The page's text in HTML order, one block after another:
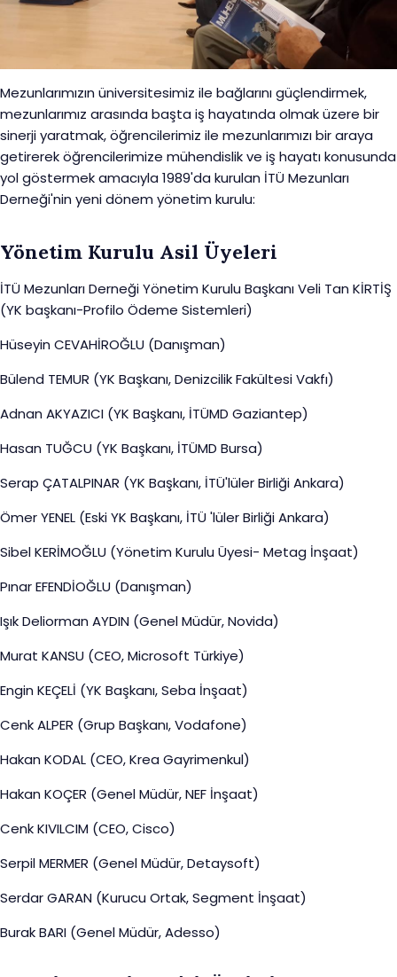
Mezunlarımızın üniversitesimiz ile bağlarını güçlendirmek,
mezunlarımız arasında başta iş hayatında olmak üzere bir
sinerji yaratmak, öğrencilerimiz ile mezunlarımızı bir araya
getirerek öğrencilerimize mühendislik ve iş hayatı konusunda
yol göstermek amacıyla 1989'da kurulan İTÜ Mezunları
Derneği'nin yeni dönem yönetim kurulu:
Yönetim Kurulu Asil Üyeleri
İTÜ Mezunları Derneği Yönetim Kurulu Başkanı Veli Tan KİRTİŞ
(YK başkanı-Profilo Ödeme Sistemleri)
Hüseyin CEVAHİROĞLU (Danışman)
Bülend TEMUR (YK Başkanı, Denizcilik Fakültesi Vakfı)
Adnan AKYAZICI (YK Başkanı, İTÜMD Gaziantep)
Hasan TUĞCU (YK Başkanı, İTÜMD Bursa)
Serap ÇATALPINAR (YK Başkanı, İTÜ'lüler Birliği Ankara)
Ömer YENEL (Eski YK Başkanı, İTÜ 'lüler Birliği Ankara)
Sibel KERİMOĞLU (Yönetim Kurulu Üyesi- Metag İnşaat)
Pınar EFENDİOĞLU (Danışman)
Işık Deliorman AYDIN (Genel Müdür, Novida)
Murat KANSU (CEO, Microsoft Türkiye)
Engin KEÇELİ (YK Başkanı, Seba İnşaat)
Cenk ALPER (Grup Başkanı, Vodafone)
Hakan KODAL (CEO, Krea Gayrimenkul)
Hakan KOÇER (Genel Müdür, NEF İnşaat)
Cenk KIVILCIM (CEO, Cisco)
Serpil MERMER (Genel Müdür, Detaysoft)
Serdar GARAN (Kurucu Ortak, Segment İnşaat)
Burak BARI (Genel Müdür, Adesso)